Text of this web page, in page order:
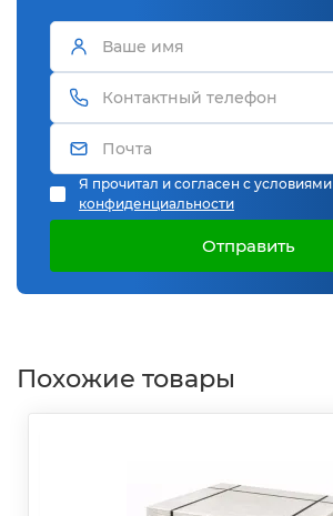
Я прочитал и согласен с условиями
конфиденциальности
Отправить
Похожие товары